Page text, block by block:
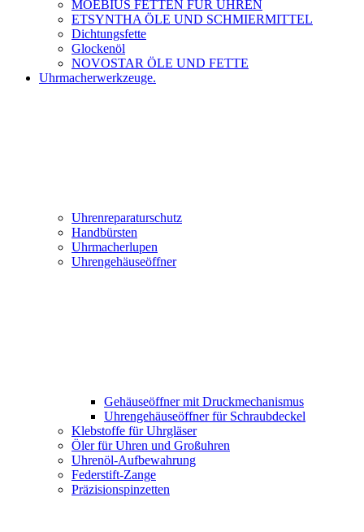
MOEBIUS FETTEN FÜR UHREN
ETSYNTHA ÖLE UND SCHMIERMITTEL
Dichtungsfette
Glockenöl
NOVOSTAR ÖLE UND FETTE
Uhrmacherwerkzeuge.
Uhrenreparaturschutz
Handbürsten
Uhrmacherlupen
Uhrengehäuseöffner
Gehäuseöffner mit Druckmechanismus
Uhrengehäuseöffner für Schraubdeckel
Klebstoffe für Uhrgläser
Öler für Uhren und Großuhren
Uhrenöl-Aufbewahrung
Federstift-Zange
Präzisionspinzetten